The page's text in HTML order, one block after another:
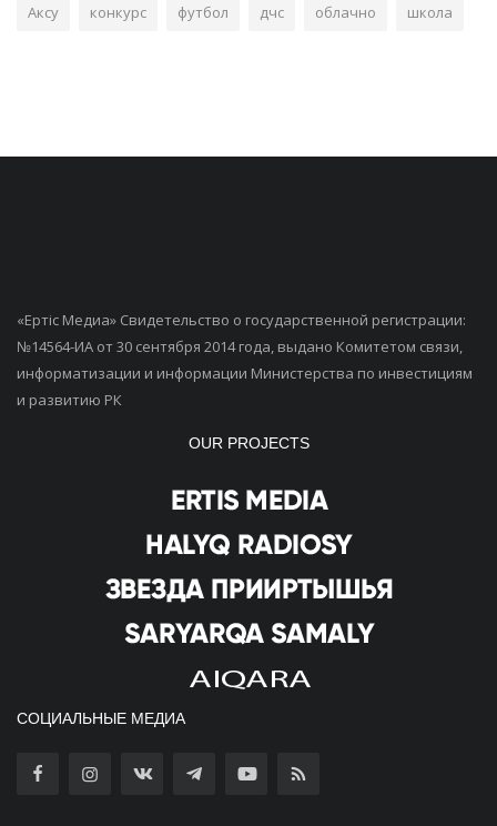
Аксу конкурс футбол дчс облачно школа
«Ертiс Медиа» Свидетельство о государственной регистрации:
№14564-ИА от 30 сентября 2014 года, выдано Комитетом связи,
информатизации и информации Министерства по инвестициям
и развитию РК
OUR PROJECTS
СОЦИАЛЬНЫЕ МЕДИА